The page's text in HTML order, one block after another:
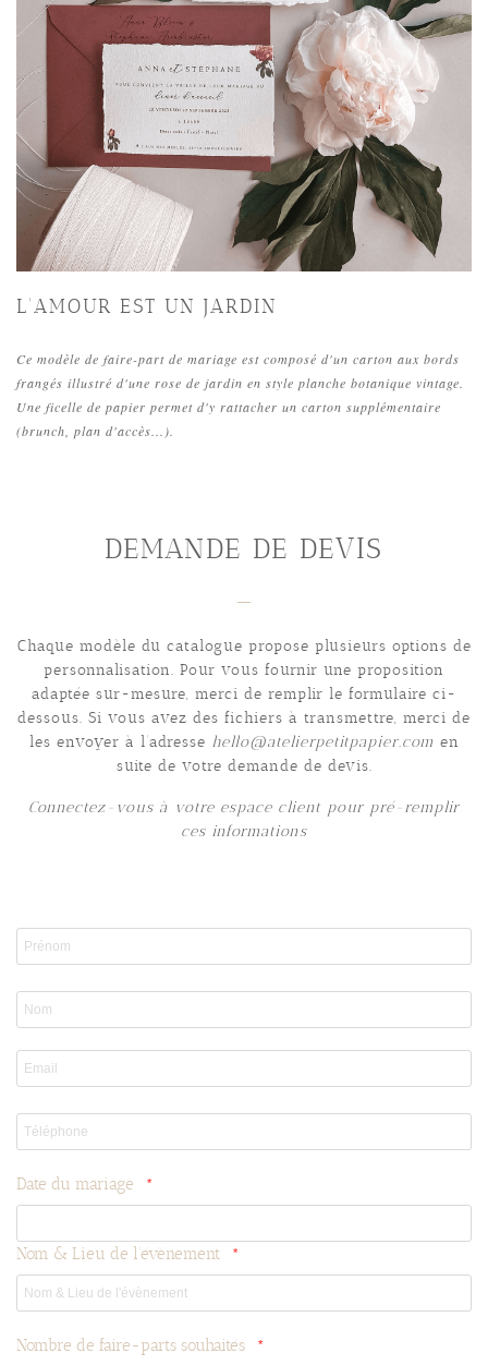
L'AMOUR EST UN JARDIN
Ce modèle de faire-part de mariage est composé d'un carton aux bords
frangés illustré d'une rose de jardin en style planche botanique vintage.
Une ficelle de papier permet d'y rattacher un carton supplémentaire
(brunch, plan d'accès...).
DEMANDE DE DEVIS
Chaque modèle du catalogue propose plusieurs options de
personnalisation. Pour vous fournir une proposition
adaptée sur-mesure, merci de remplir le formulaire ci-
dessous. Si vous avez des fichiers à transmettre, merci de
les envoyer à l’adresse hello@atelierpetitpapier.com en
suite de votre demande de devis.
Connectez-vous à votre espace client pour pré-remplir
ces informations
Date du mariage
Nom & Lieu de l'évènement
Nombre de faire-parts souhaités